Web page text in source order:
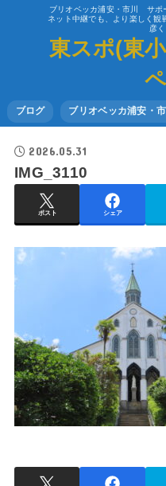
ブリオベッカ浦安・市川 サポ
ネット中継でも、より楽しく観
彦
東スポ(東
ブログ ブリオベッカ浦安・
2026.05.31
IMG_3110
ポスト シェア